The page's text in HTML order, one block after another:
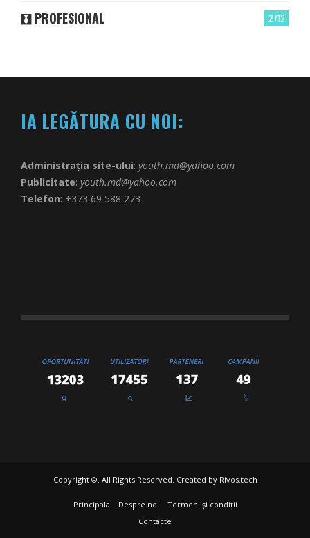
2712
PROFESIONAL
IA LEGĂTURA CU NOI:
Administrația site-ului: youth.md@yahoo.com
Publicitate: youth.md@yahoo.com
Telefon: +373 69 588 273
Copyright ©. All Rights Reserved. Created by Rivos.tech
Principala Despre noi
Termeni și condiții
Contacte